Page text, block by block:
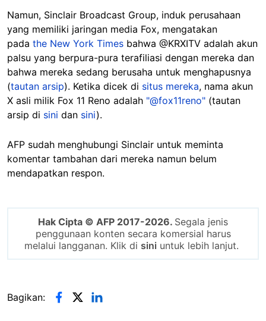
Namun, Sinclair Broadcast Group, induk perusahaan
yang memiliki jaringan media Fox, mengatakan
pada the New York Times bahwa @KRXITV adalah akun
palsu yang berpura-pura terafiliasi dengan mereka dan
bahwa mereka sedang berusaha untuk menghapusnya
(tautan arsip). Ketika dicek di situs mereka, nama akun
X asli milik Fox 11 Reno adalah "@fox11reno" (tautan
arsip di sini dan sini).
AFP sudah menghubungi Sinclair untuk meminta
komentar tambahan dari mereka namun belum
mendapatkan respon.
Hak Cipta © AFP 2017-2026. Segala jenis
penggunaan konten secara komersial harus
melalui langganan. Klik di sini untuk lebih lanjut.
Bagikan: